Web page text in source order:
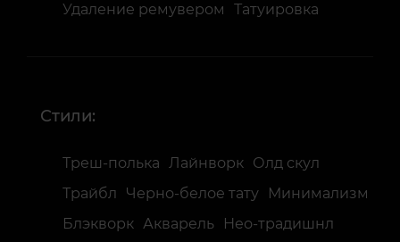
Удаление ремувером
Татуировка
Стили:
Треш-полька Лайнворк Олд скул
Трайбл
Черно-белое тату
Минимализм
Блэкворк Акварель
Нео-традишнл